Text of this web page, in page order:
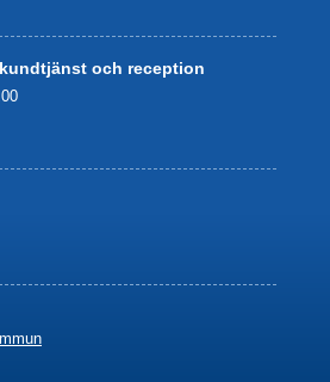
och reception